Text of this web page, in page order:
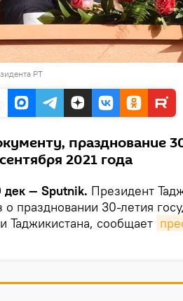
РТ
празднование
2021 года
— Sputnik. Президент
о праздновании 30-летия
Таджикистана, сообщает